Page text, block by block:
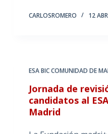
CARLOSROMERO 12
ESA BIC COMUNIDAD DE
Jornada de
candidatos al
Madrid